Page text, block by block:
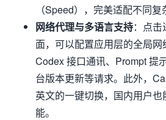
（Speed），完美适配不同复
网络代理与多语言支持：点击
面，可以配置应用层的全局网
Codex 接口通讯、Prompt 提
台版本更新等请求。此外，
英文的一键切换，国内用户
能。